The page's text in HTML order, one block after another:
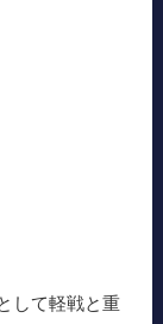
して軽戦と重